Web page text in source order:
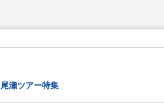
尾瀬ツアー特集